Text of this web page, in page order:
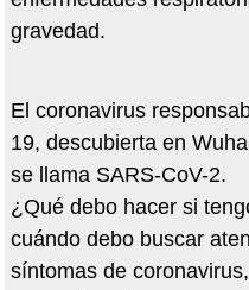
gravedad.
El coronavirus
19, descubierta en
se llama SARS-CoV-2.
¿Qué debo hacer si
cuándo debo buscar
síntomas de